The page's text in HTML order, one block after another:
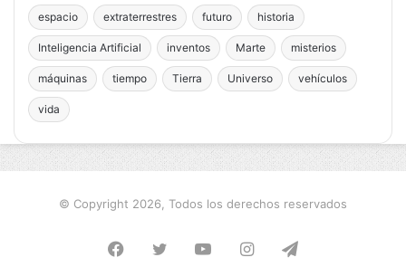
espacio extraterrestres futuro historia
Inteligencia Artificial inventos Marte misterios
máquinas tiempo Tierra Universo vehículos
vida
© Copyright 2026, Todos los derechos reservados
Facebook
TwitterYouTubeInstagramTelegram